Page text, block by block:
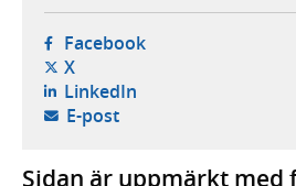
Facebook- öppnas i ny flik,
X- öppnas i ny flik, extern
LinkedIn- öppnas i ny flik,
E-post- öppnar din e-
Sidan är uppmärkt med